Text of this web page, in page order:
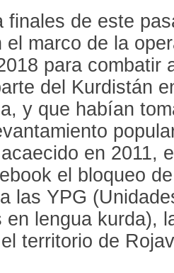
finales de este
el marco de la
para combatir
del Kurdistán
y que habían
en 2011,
el bloqueo
las YPG
en lengua kurda),
territorio de